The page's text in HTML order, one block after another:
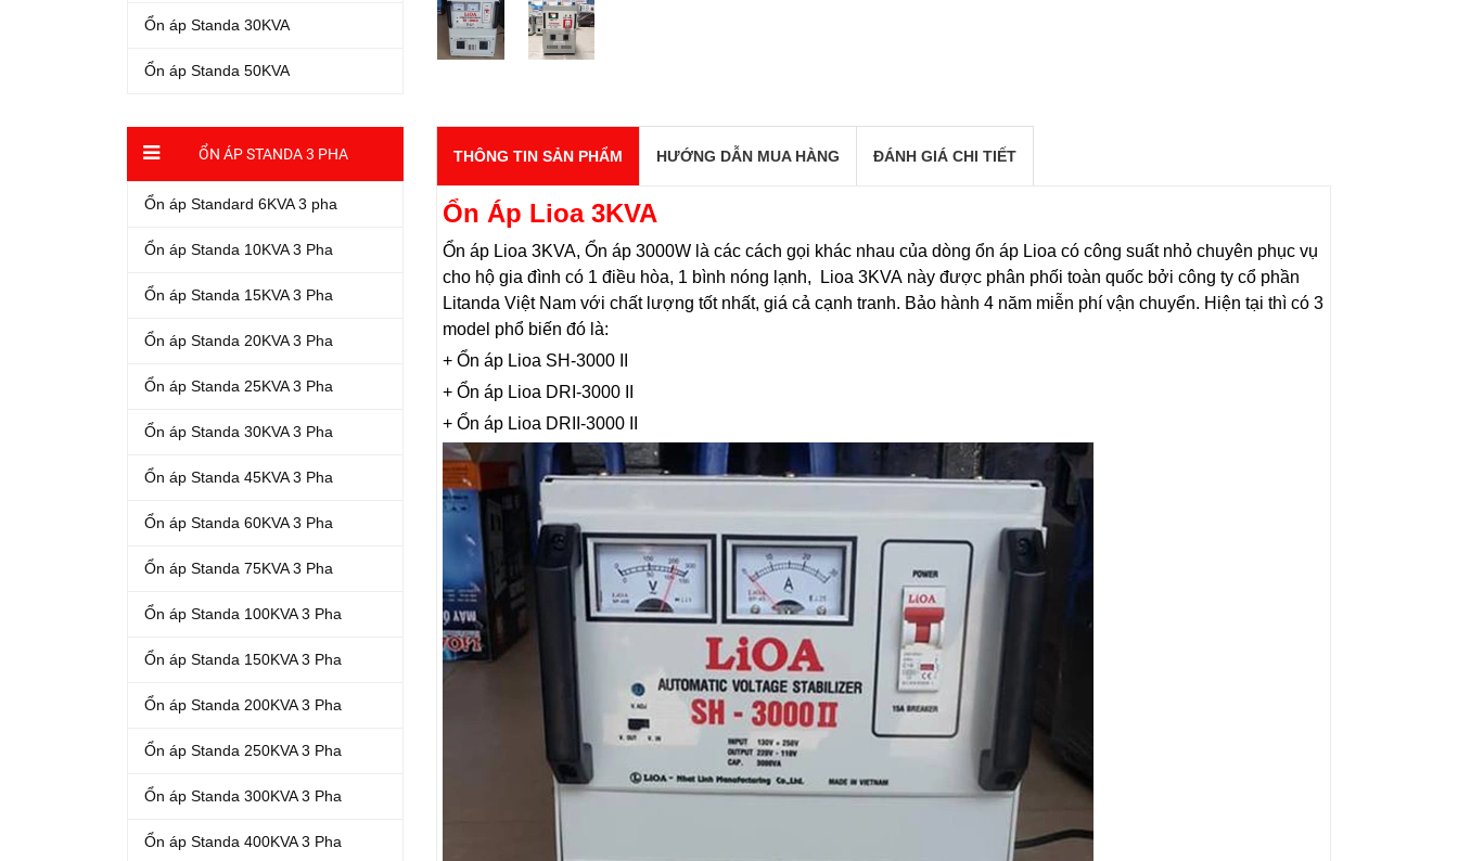
Ổn áp Standa 30KVA
Ổn áp Standa 50KVA
ỔN ÁP STANDA 3 PHA
Ổn áp Standard 6KVA 3 pha
Ổn áp Standa 10KVA 3 Pha
Ổn áp Standa 15KVA 3 Pha
Ổn áp Standa 20KVA 3 Pha
Ổn áp Standa 25KVA 3 Pha
Ổn áp Standa 30KVA 3 Pha
Ổn áp Standa 45KVA 3 Pha
Ổn áp Standa 60KVA 3 Pha
Ổn áp Standa 75KVA 3 Pha
Ổn áp Standa 100KVA 3 Pha
Ổn áp Standa 150KVA 3 Pha
Ổn áp Standa 200KVA 3 Pha
Ổn áp Standa 250KVA 3 Pha
Ổn áp Standa 300KVA 3 Pha
Ổn áp Standa 400KVA 3 Pha
THÔNG TIN SẢN PHẨM HƯỚNG DẪN MUA HÀNG ĐÁNH GIÁ CHI TIẾT
Ổn Áp Lioa 3KVA
Ổn áp Lioa 3KVA, Ổn áp 3000W là các cách gọi khác nhau của dòng ổn áp Lioa có công suất nhỏ chuyên phục vụ
cho hộ gia đình có 1 điều hòa, 1 bình nóng lạnh, Lioa 3KVA này được phân phối toàn quốc bởi công ty cổ phần
Litanda Việt Nam với chất lượng tốt nhất, giá cả cạnh tranh. Bảo hành 4 năm miễn phí vận chuyển. Hiện tại thì có 3
model phổ biến đó là:
+ Ổn áp Lioa SH-3000 II
+ Ổn áp Lioa DRI-3000 II
+ Ổn áp Lioa DRII-3000 II